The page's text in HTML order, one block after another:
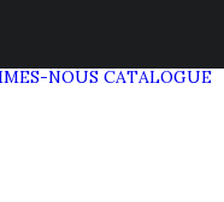
NOUS CATALOGUE